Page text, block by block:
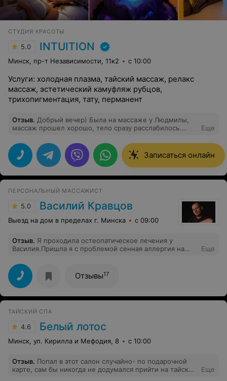
СТУДИЯ КРАСОТЫ
5.0 INTUITION
Минск, пр-т Независимости, 11к2 с 10:00
Услуги: холодная плазма, тайский массаж, релакс
массаж, эстетический камуфляж рубцов,
трихопигментация, тату, перманент
Отзыв. Добрый вечер) Была на массаже у Людмилы,
массаж прошел хорошо, тело сразу расслабилось.
особо беспокоили ) Приятная и расслабляющая
атмосфера в салоне )
Еще
Записаться онлайн
ПЕРСОНАЛЬНЫЙ МАССАЖИСТ
5.0 Василий Кравцов
Выезд на дом в пределах г. Минска с 09:00
Отзыв. Я проходила остеопатическое лечения у
Василия.Пришла я с проблемой сенная аллергия на
была ,что Остеопатия помогает и убирает это раз и
навсегда.Василий объяснил ,что причины могут быть
разные появлению аллергии.Он прорабатывал меня
тщательно. На следующий день я перестала чихать и
мой нос не лился Ручьем и чесать глаза я стала
хорошо.Василий это мой остеопат и мой лекарь.Как
свой стоматолог и гинеколог.Очень всем рекомендую.
Остеопатия тварит чудеса.
Еще
Отзывы17
ТАЙСКИЙ СПА
4.6 Белый лотос
Минск, ул. Кирилла и Мефодия, 8 с 10:00
Отзыв. Попал в этот салон случайно- по подарочной
карте, сам бы никогда не додумался прийти на тайский
Еще